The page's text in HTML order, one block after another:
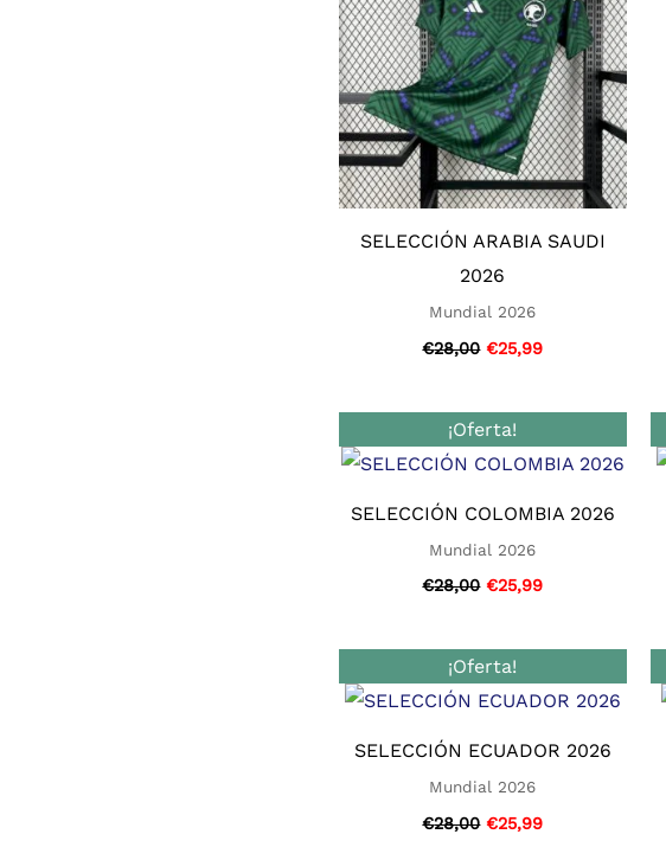
SELECCIÓN ARABIA SAUDI
2026
Mundial 2026
€28,00 €25,99
¡Oferta!
SELECCIÓN COLOMBIA 2026
Mundial 2026
€28,00
El
precio
original
€28,00.
€25,99
precio
actual
€25,99.
¡Oferta!
SELECCIÓN ECUADOR 2026
Mundial 2026
€28,00
El
precio
original
€28,00.
€25,99
precio
actual
€25,99.